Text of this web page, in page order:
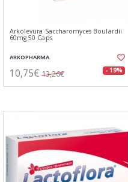
Arkolevura Saccharomyces Boulardii
60mg 50 Caps
ARKOPHARMA
10,75€ 13,26€ - 19%